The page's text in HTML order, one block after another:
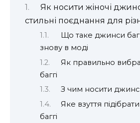
Як носити жіночі
стильні поєднання для
Що таке джинси
знову в моді
Як правильно
баггі
З чим носити
Яке взуття
баггі